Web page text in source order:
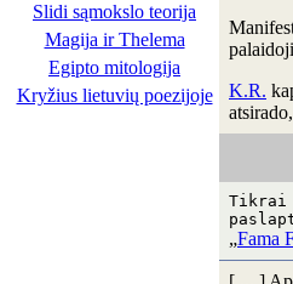
Slidi sąmokslo teorija
Magija ir Thelema
Egipto mitologija
Kryžius lietuvių poezijoje
K.R.
Tikrai
„Fama